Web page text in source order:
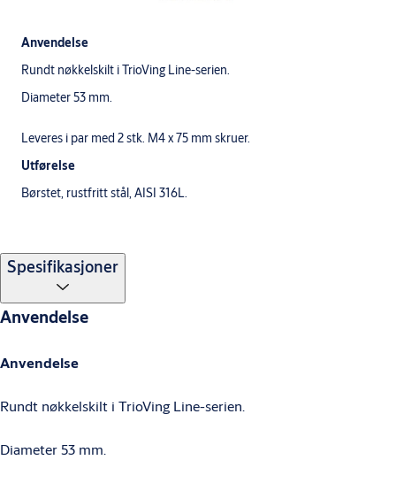
Anvendelse
Rundt nøkkelskilt i TrioVing Line-serien.
Diameter 53 mm.
Leveres i par med 2 stk. M4 x 75 mm skruer.
Utførelse
Børstet, rustfritt stål, AISI 316L.
Spesifikasjoner
Anvendelse
Anvendelse
Rundt nøkkelskilt i TrioVing Line-serien.
Diameter 53 mm.